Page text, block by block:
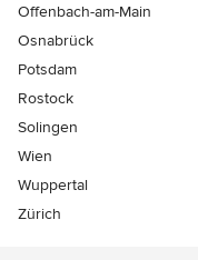
Offenbach-am-Main
Osnabrück
Potsdam
Rostock
Solingen
Wien
Wuppertal
Zürich